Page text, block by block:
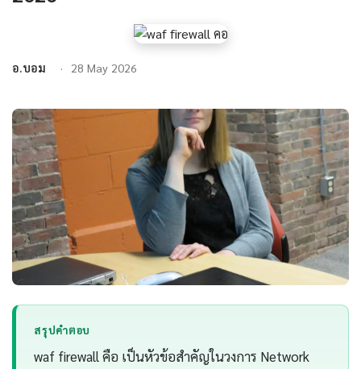
อ.บอม 28 May 2026
สรุปคำตอบ
waf firewall คือ เป็นหัวข้อสำคัญในวงการ Network